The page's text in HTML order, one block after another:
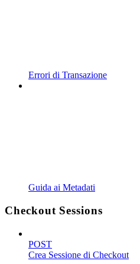
Errori di Transazione
Guida ai Metadati
Checkout Sessions
POST
Crea Sessione di Checkout